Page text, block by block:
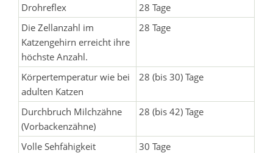
Drohreflex
28 Tage
Die Zellanzahl im
Katzengehirn erreicht ihre
höchste Anzahl.
28 Tage
Körpertemperatur wie bei
adulten Katzen
28 (bis 30) Tage
Durchbruch Milchzähne
(Vorbackenzähne)
28 (bis 42) Tage
Volle Sehfähigkeit
30 Tage